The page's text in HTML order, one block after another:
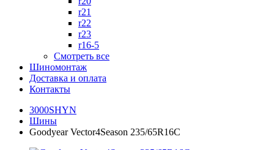
r21
r22
r23
r16-5
Смотреть все
Шиномонтаж
Доставка и оплата
Контакты
3000SHYN
Шины
Goodyear Vector4Season 235/65R16C